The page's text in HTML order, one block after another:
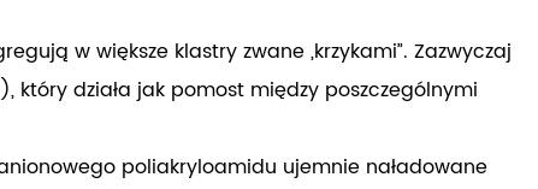
w większe klastry zwane „krzykami”. Zazwyczaj
działa jak pomost między poszczególnymi
poliakryloamidu ujemnie naładowane